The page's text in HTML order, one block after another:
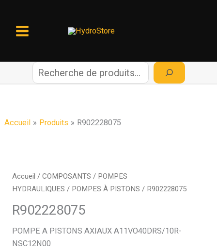
contenu
c
r
c
h
Accueil Produits R902228075
Accueil /COMPOSANTS / POMPES
HYDRAULIQUES / POMPES À PISTONS / R902228075
R902228075
POMPE A PISTONS AXIAUX A11VO40DRS/10R-
NSC12N00